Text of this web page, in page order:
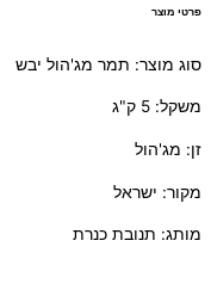
פרטי מוצר
סוג מוצר: תמר מג'הול יבש
משקל: 5 ק"ג
זן: מג'הול
מקור: ישראל
מותג: תנובת כנרת